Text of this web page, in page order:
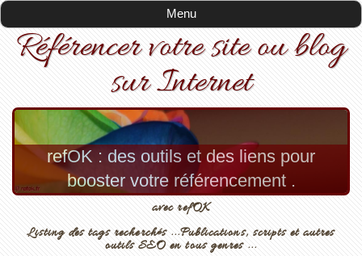
Menu
Référencer votre site ou blog
sur Internet
refOK : des outils et des liens pour
booster votre référencement .
avec refOK
Listing des tags recherchés ...Publications, scripts et autres
outils SEO en tous genres ...